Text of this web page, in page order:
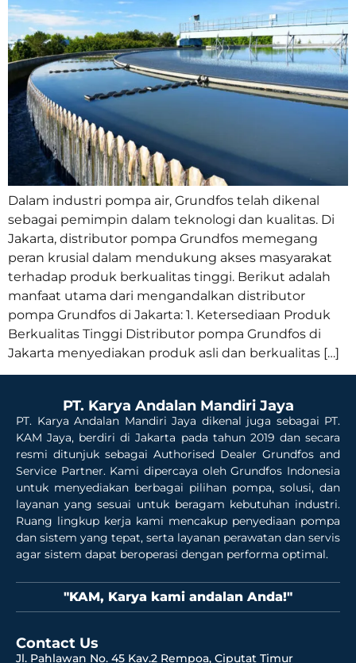
Dalam industri pompa air, Grundfos telah dikenal
sebagai pemimpin dalam teknologi dan kualitas. Di
Jakarta, distributor pompa Grundfos memegang
peran krusial dalam mendukung akses masyarakat
terhadap produk berkualitas tinggi. Berikut adalah
manfaat utama dari mengandalkan distributor
pompa Grundfos di Jakarta: 1. Ketersediaan Produk
Berkualitas Tinggi Distributor pompa Grundfos di
Jakarta menyediakan produk asli dan berkualitas […]
PT. Karya Andalan Mandiri Jaya
PT. Karya Andalan Mandiri Jaya dikenal juga sebagai PT.
KAM Jaya, berdiri di Jakarta pada tahun 2019 dan secara
resmi ditunjuk sebagai Authorised Dealer Grundfos and
Service Partner. Kami dipercaya oleh Grundfos Indonesia
untuk menyediakan berbagai pilihan pompa, solusi, dan
layanan yang sesuai untuk beragam kebutuhan industri.
Ruang lingkup kerja kami mencakup penyediaan pompa
dan sistem yang tepat, serta layanan perawatan dan servis
agar sistem dapat beroperasi dengan performa optimal.
"KAM, Karya kami andalan Anda!"
Contact Us
Jl. Pahlawan No. 45 Kav.2 Rempoa, Ciputat Timur